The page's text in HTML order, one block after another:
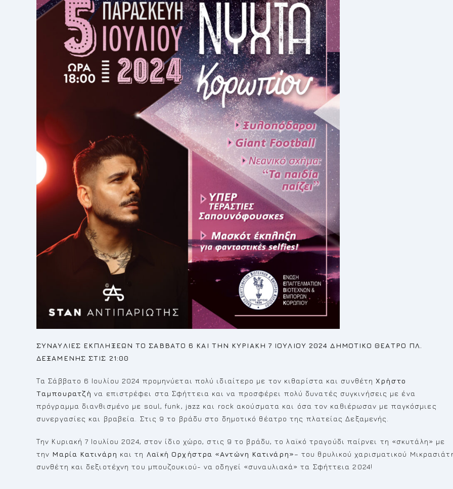
ΣΥΝΑΥΛΙΕΣ ΕΚΠΛΗΞΕΩΝ ΤΟ ΣΑΒΒΑΤΟ 6 ΚΑΙ ΤΗΝ ΚΥΡΙΑΚΗ 7 ΙΟΥΛΙΟΥ 2024 ΔΗΜΟΤΙΚΟ ΘΕΑΤΡΟ ΠΛ.
ΔΕΞΑΜΕΝΗΣ ΣΤΙΣ 21:00
Τα Σάββατο 6 Ιουλίου 2024 προμηνύεται πολύ ιδιαίτερο με τον κιθαρίστα και συνθέτη Χρήστο
Ταμπουρατζή να επιστρέφει στα Σφήττεια και να προσφέρει πολύ δυνατές συγκινήσεις με ένα
πρόγραμμα διανθισμένο με soul, funk, jazz και rock ακούσματα και όσα τον καθιέρωσαν με παγκόσμιες
συνεργασίες και βραβεία. Στις 9 το βράδυ στο δημοτικό θέατρο της πλατείας Δεξαμενής.
Την Κυριακή 7 Ιουλίου 2024, στον ίδιο χώρο, στις 9 το βράδυ, το λαϊκό τραγούδι παίρνει τη «σκυτάλη» με
την Μαρία Κατινάρη και τη Λαϊκή Ορχήστρα «Αντώνη Κατινάρη»– του θρυλικού χαρισματικού
συνθέτη και δεξιοτέχνη του μπουζουκιού- να οδηγεί «συναυλιακά» τα Σφήττεια 2024!